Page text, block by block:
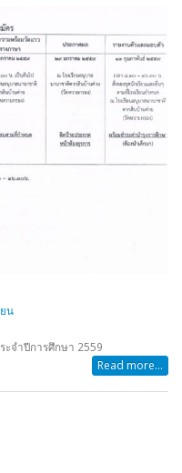
ะจำปีการศึกษา 2559
Read more...